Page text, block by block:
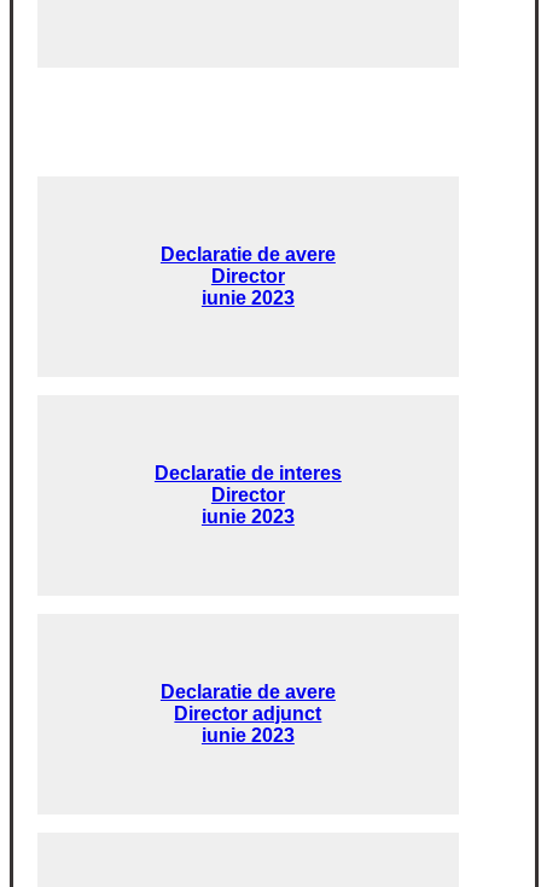
Declaratie de avere
Director
iunie 2023
Declaratie de interes
Director
iunie 2023
Declaratie de avere
Director adjunct
iunie 2023